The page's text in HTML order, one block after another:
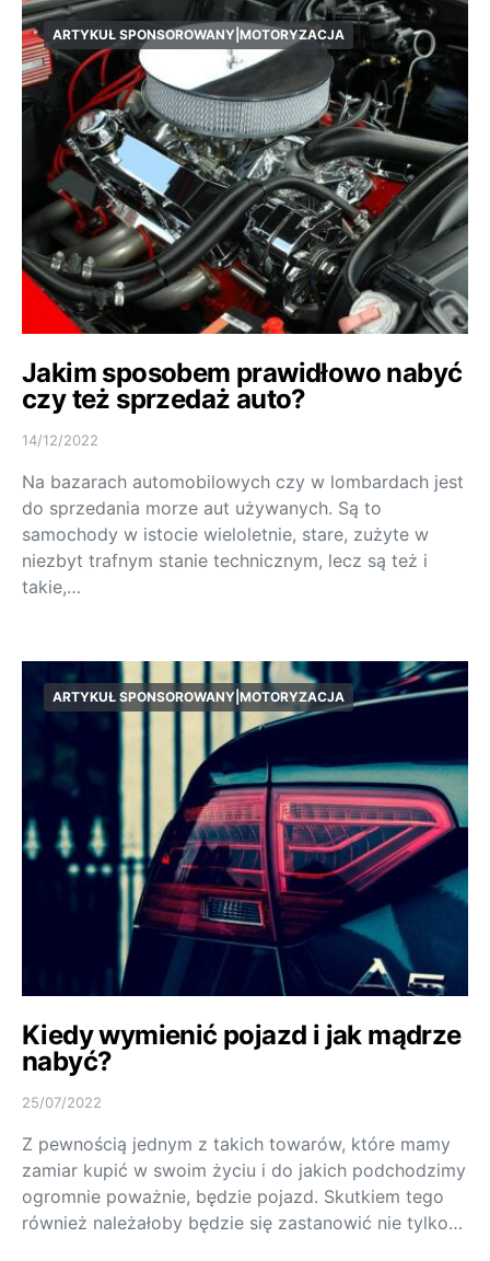
ARTYKUŁ SPONSOROWANY|MOTORYZACJA
Jakim sposobem prawidłowo nabyć
czy też sprzedaż auto?
14/12/2022
Na bazarach automobilowych czy w lombardach jest
do sprzedania morze aut używanych. Są to
samochody w istocie wieloletnie, stare, zużyte w
niezbyt trafnym stanie technicznym, lecz są też i
takie,…
ARTYKUŁ SPONSOROWANY|MOTORYZACJA
Kiedy wymienić pojazd i jak mądrze
nabyć?
25/07/2022
Z pewnością jednym z takich towarów, które mamy
zamiar kupić w swoim życiu i do jakich podchodzimy
ogromnie poważnie, będzie pojazd. Skutkiem tego
również należałoby będzie się zastanowić nie tylko…